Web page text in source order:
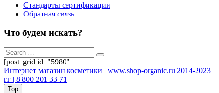
Стандарты сертификации
Обратная связь
Что будем искать?
[post_grid id="5980"
Интернет магазин косметики | www.shop-organic.ru 2014-2023
гг | 8 800 201 33 71
Top